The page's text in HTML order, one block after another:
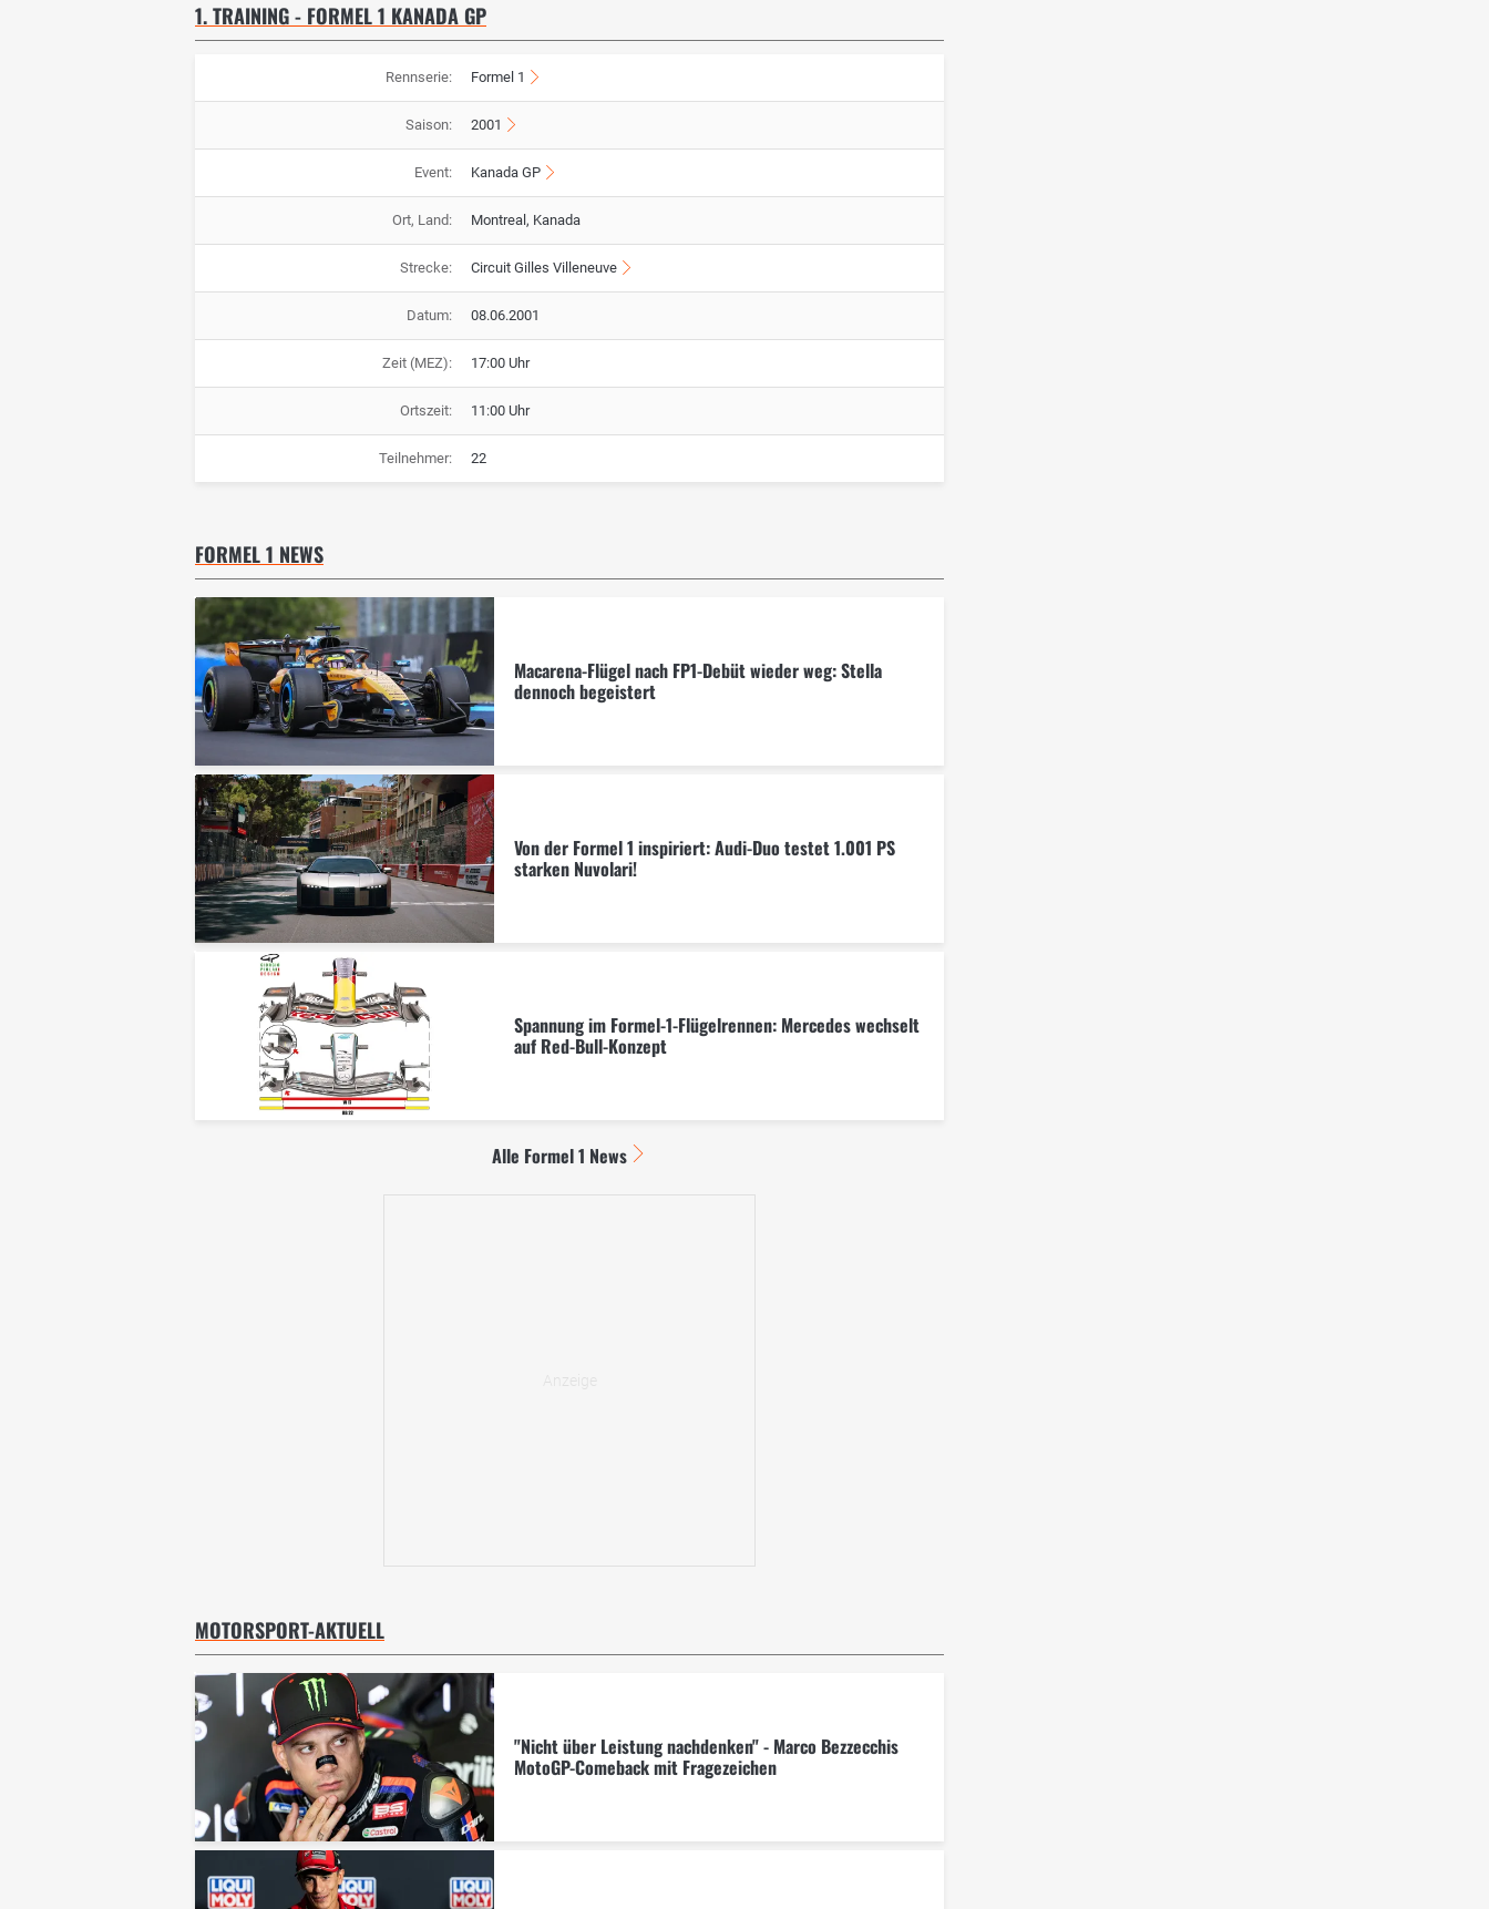
1. TRAINING - FORMEL 1 KANADA GP
Rennserie: Formel 1
Saison: 2001
Event: Kanada GP
Ort, Land: Montreal, Kanada
Strecke: Circuit Gilles Villeneuve
Datum: 08.06.2001
Zeit (MEZ): 17:00 Uhr
Ortszeit: 11:00 Uhr
Teilnehmer: 22
FORMEL 1 NEWS
Macarena-Flügel nach FP1-Debüt wieder weg: Stella
dennoch begeistert
Von der Formel 1 inspiriert: Audi-Duo testet 1.001 PS
starken Nuvolari!
Spannung im Formel-1-Flügelrennen: Mercedes wechselt
auf Red-Bull-Konzept
Alle Formel 1 News
MOTORSPORT-AKTUELL
"Nicht über Leistung nachdenken" - Marco Bezzecchis
MotoGP-Comeback mit Fragezeichen